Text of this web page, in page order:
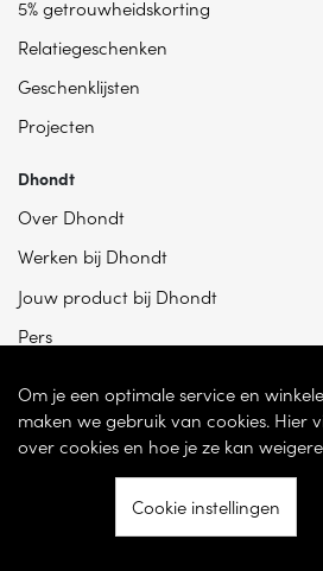
5% getrouwheidskorting
Relatiegeschenken
Geschenklijsten
Projecten
Dhondt
Over Dhondt
Werken bij Dhondt
Jouw product bij Dhondt
Pers
© 2026 - Dhondt Interieur NV –
Om je een optimale service en
maken we gebruik van cookies. Hier
over cookies en hoe je ze kan
Cookie instellingen